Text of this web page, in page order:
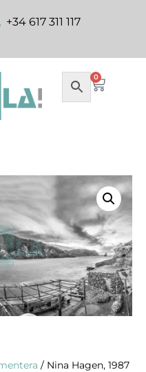
+34 617 311 117
0
/ Nina Hagen, 1987